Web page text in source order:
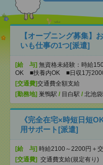
【オープニング募集】
いも仕事の1つ[派遣]
[給 与] 無資格未経験：時給
OK ■扶養内OK ■日収1万
[交通費]交通費全額支給
[勤務地] 巣鴨駅 / 目白駅 / 北池
《完全在宅×時短日短
用サポート[派遣]
[給 与] 時給2100～2200円＋交
[交通費] 交通費支給(規定有り)